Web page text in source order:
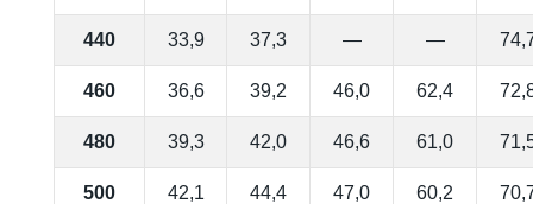
440 33,9 37,3 — —
460 36,6 39,2 46,0 62,4
480 39,3 42,0 46,6 61,0
500 42,1 44,4 47,0 60,2